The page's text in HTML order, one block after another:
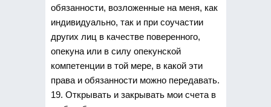
обязанности, возложенные на меня, как
индивидуально, так и при соучастии
других лиц в качестве поверенного,
опекуна или в силу опекунской
компетенции в той мере, в какой эти
права и обязанности можно передавать.
19. Открывать и закрывать мои счета в